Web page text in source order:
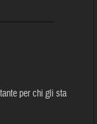
per chi gli sta